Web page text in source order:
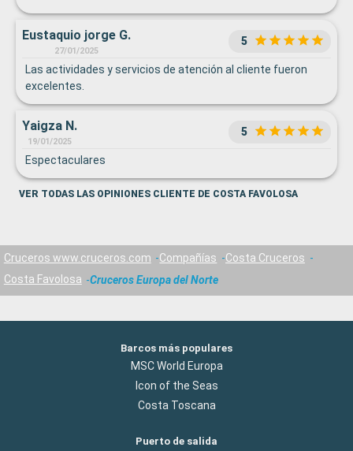
Eustaquio jorge G.
27/01/2025
5
Las actividades y servicios de atención al cliente fueron
excelentes.
Yaigza N.
19/01/2025
5
Espectaculares
VER TODAS LAS OPINIONES CLIENTE DE COSTA FAVOLOSA
Cruceros www.cruceros.com Compañías
Costa Cruceros
Costa Favolosa
Cruceros Europa del Norte
Barcos más populares
MSC World Europa
Icon of the Seas
Costa Toscana
Puerto de salida